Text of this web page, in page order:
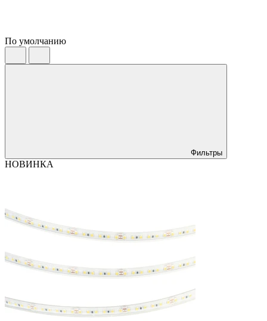
По умолчанию
Фильтры
НОВИНКА